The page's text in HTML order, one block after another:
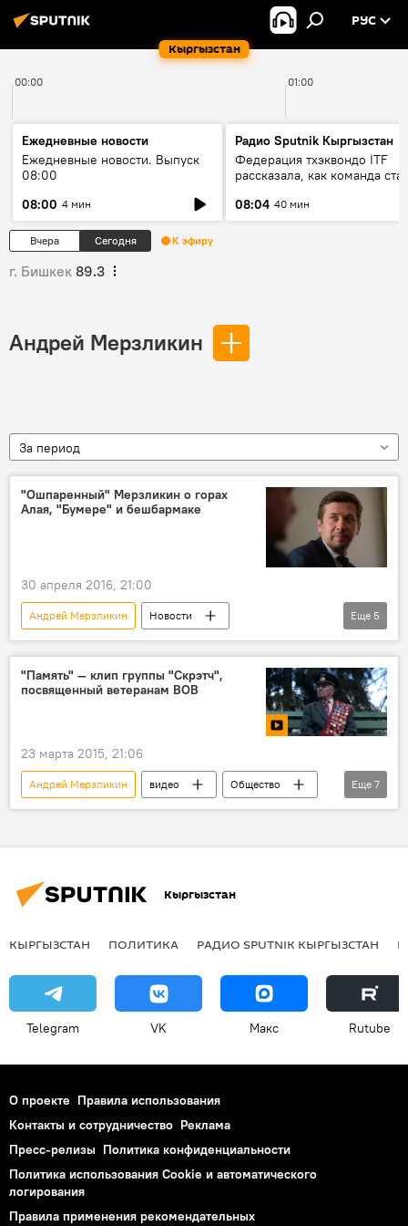
Кыргызстан
РУС
00:00 01:00
Ежедневные новости
Ежедневные новости. Выпуск
08:00
08:00 4 мин
Радио Sputnik Кыргызстан
Федерация тхэквондо ITF
рассказала, как команда
08:04 40 мин
Вчера Сегодня К эфиру
г. Бишкек 89.3
Андрей Мерзликин
За период
"Ошпаренный" Мерзликин о горах
Алая, "Бумере" и бешбармаке
30 апреля 2016, 21:00
Андрей Мерзликин
Новости
Кыргызстан
Общество
Культура
Ош
кинофестиваль
Еще 5
"Память" — клип группы "Скрэтч",
посвященный ветеранам ВОВ
23 марта 2015, 21:06
Андрей Мерзликин видео
Общество
Культура
В мире
Сергей Бадюк
70-летие Победы в Великой Отечественной войне
Еще 7
Кыргызстан
КЫРГЫЗСТАН ПОЛИТИКА РАДИО SPUTNIK КЫРГЫЗСТАН
Telegram VK Макс Rutube
О проекте Правила использования
Контакты и сотрудничество Реклама
Пресс-релизы Политика конфиденциальности
Политика использования Cookie и автоматического
логирования
Правила применения рекомендательных